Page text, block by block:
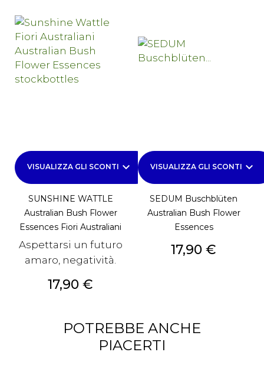
VISUALIZZA GLI SCONTI keyboard_arrow_down
SUNSHINE WATTLE
Australian Bush Flower
Essences Fiori Australiani
Aspettarsi un futuro
amaro, negatività.
Prezzo
17,90 €
VISUALIZZA GLI SCONTI keyboard_arrow_down
SEDUM Buschblüten
Australian Bush Flower
Essences
Prezzo
17,90 €
POTREBBE ANCHE
PIACERTI